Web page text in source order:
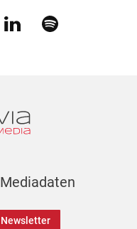
Mediadaten
Newsletter